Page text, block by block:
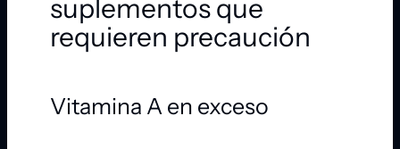
suplementos que
requieren precaución
Vitamina A en exceso